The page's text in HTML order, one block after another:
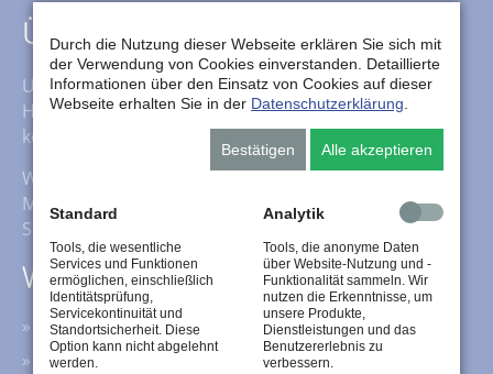
Über uns
Unser Service beinhaltet neben dem klassischen
Heizöl-, Kraftstoff- und Schmierstoffhandel auch das
komplette Fluid-Management für Schmierstoffe.
Wir übernehmen nicht nur die Pflege Ihrer
Maschinen, sondern auch die Entsorgung Ihrer
Schmierstoffe.
Wichtige Inhalte
»
Wärme
»
Kraftstoffe
Durch die Nutzung dieser Webseite erklären Sie sich mit
der Verwendung von Cookies einverstanden. Detaillierte
Informationen über den Einsatz von Cookies auf dieser
Webseite erhalten Sie in der Datenschutzerklärung
Bestätigen Alle akzeptieren
Standard
Tools, die wesentliche
Services und Funktionen
ermöglichen, einschließlich
Identitätsprüfung,
Servicekontinuität und
Standortsicherheit. Diese
Option kann nicht abgelehnt
werden.
Analytik
Tools, die anonyme Daten
über Website-Nutzung und -
Funktionalität sammeln. Wir
nutzen die Erkenntnisse, um
unsere Produkte,
Dienstleistungen und das
Benutzererlebnis zu
verbessern.